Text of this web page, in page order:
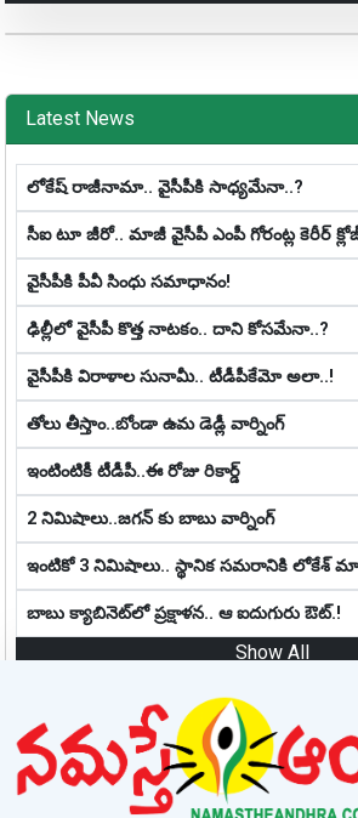
Latest News
లోకేష్ రాజీనామా.. వైసీపీకి సాధ్య‌మేనా..?
సీఐ టూ జీరో.. మాజీ వైసీపీ ఎంపీ గోరంట్ల కెరీర్
వైసీపీకి పీవీ సింధు సమాధానం!
ఢిల్లీలో వైసీపీ కొత్త నాట‌కం.. దాని కోస‌మేనా..?
వైసీపీకి విరాళాల సునామీ.. టీడీపీకేమో అలా..!
తోలు తీస్తాం..బోండా ఉమ డెడ్లీ వార్నింగ్
ఇంటింటికీ టీడీపీ..ఈ రోజు రికార్డ్
2 నిమిషాలు..జగన్ కు బాబు వార్నింగ్
ఇంటికో 3 నిమిషాలు.. స్థానిక స‌మ‌రానికి లోకేశ్
బాబు క్యాబినెట్‌లో ప్ర‌క్షాళ‌న‌.. ఆ ఐదుగురు ఔట్‌.!
Show All